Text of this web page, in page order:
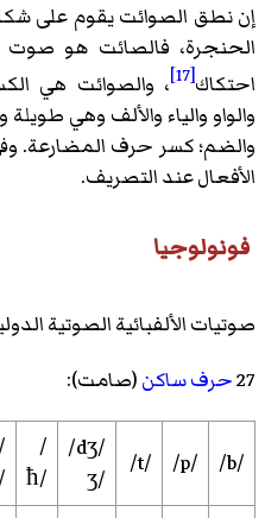
إن نطق الصوائت يقوم على
الحنجرة، فالصائت هو صوت
احتكاك[17]
، والصوائت هي
والواو والياء والألف وهي
والضم؛ كسر حرف المضارعة.
الأفعال عند التصريف.
فونولوجيا
صوتيات الألفبائية الصوتية
27حرف ساكن(صامت):
/b/
/p/
/t/
/dʒ/
ʒ/
/
ħ/